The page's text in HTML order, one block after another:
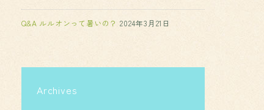
Q&A ルルオンって暑いの？ 2024年3月21日
Archives